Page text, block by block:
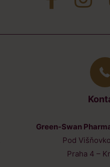
Green-Swan
Pod
Praha 4 –